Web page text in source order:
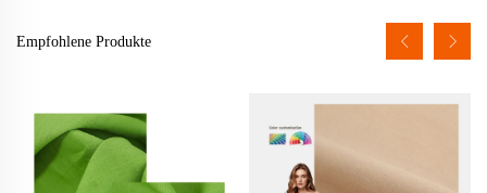
Empfohlene Produkte